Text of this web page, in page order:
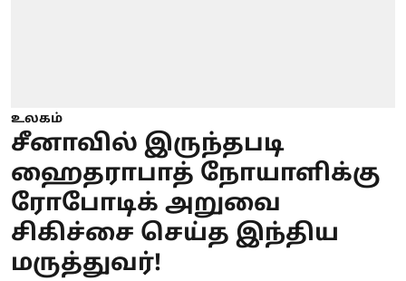
உலகம்
சீனாவில் இருந்தபடி
ஹைதராபாத் நோயாளிக்கு
ரோபோடிக் அறுவை
சிகிச்சை செய்த இந்திய
மருத்துவர்!